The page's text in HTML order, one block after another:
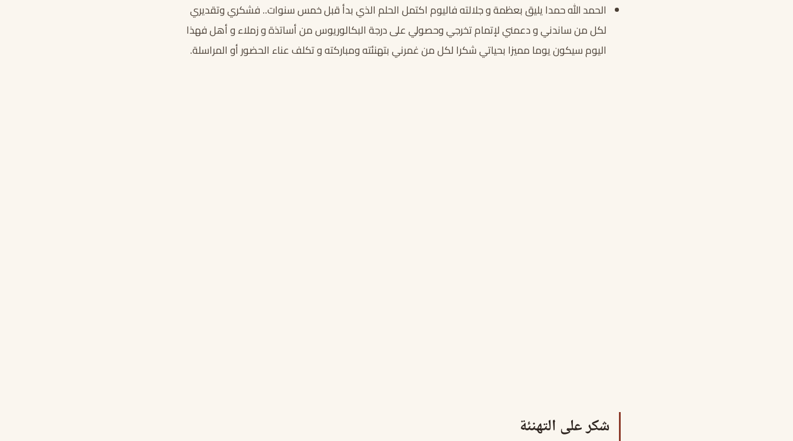
الحمد الله حمدا يليق بعظمة و جلالته فاليوم اكتمل الحلم الذي بدأ قبل خمس سنوات.. فشكري وتقديري
لكل من ساندني و دعمني لإتمام تخرجي وحصولي على درجة البكالوريوس من أساتذة و زملاء و أهل فهذا
اليوم سيكون يوما مميزا بحياتي شكرا لكل من غمرني بتهنئته ومباركته و تكلف عناء الحضور أو المراسلة.
شكر على التهنئة